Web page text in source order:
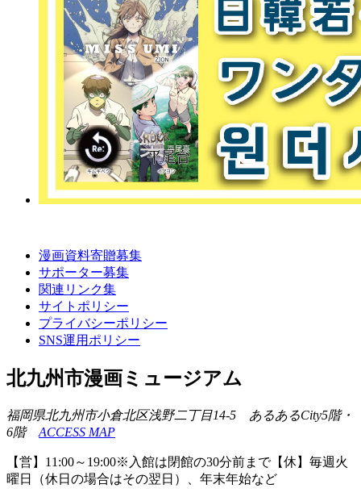
漫画資料寄贈募集
サポーター募集
関連リンク集
サイトポリシー
プライバシーポリシー
SNS運用ポリシー
北九州市漫画ミュージアム
福岡県北九州市小倉北区浅野二丁目14-5 あるあるCity5階・
6階 ACCESS MAP
【営】11:00～19:00※入館は閉館の30分前まで【休】毎週火
曜日（休日の場合はその翌日）、年末年始など